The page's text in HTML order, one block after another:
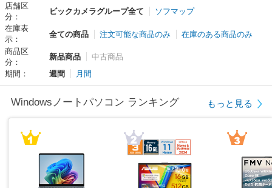
店舗区
分：
ビックカメラグループ全て
ソフマップ
在庫表
示：
全ての商品 注文可能な商品のみ
在庫のある商品のみ
商品区
分：
新品商品
中古商品
期間：
週間 月間
Windowsノートパソコン ランキング もっと見る